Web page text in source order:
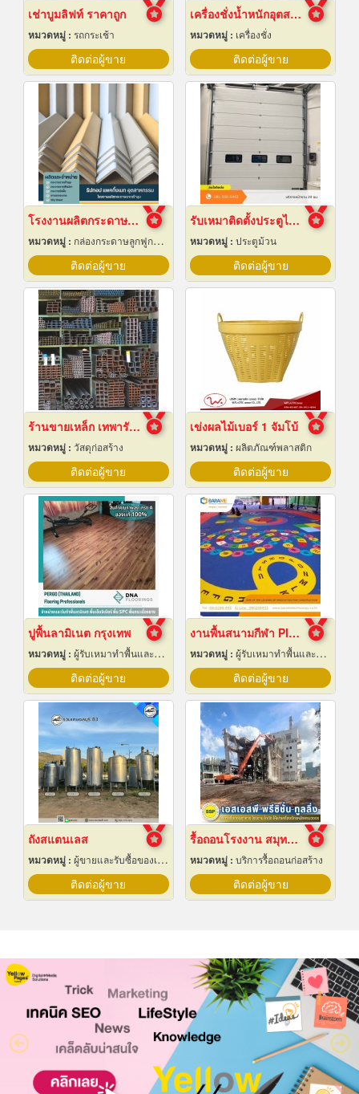
เช่าบูมลิฟท์ ราคาถูก
หมวดหมู่ : รถกระเช้า
ติดต่อผู้ขาย
เครื่องชั่งน้ำหนักอุตสาหกรรม
หมวดหมู่ : เครื่องชั่ง
ติดต่อผู้ขาย
โรงงานผลิตกระดาษฉากเข้ามุม
หมวดหมู่ : กล่องกระดาษลูกฟูกและไฟเบอร์
ติดต่อผู้ขาย
รับเหมาติดตั้งประตูไฮสปีดดอร์
หมวดหมู่ : ประตูม้วน
ติดต่อผู้ขาย
ร้านขายเหล็ก เทพารักษ์
หมวดหมู่ : วัสดุก่อสร้าง
ติดต่อผู้ขาย
เข่งผลไม้เบอร์ 1 จัมโบ้
หมวดหมู่ : ผลิตภัณฑ์พลาสติก
ติดต่อผู้ขาย
ปูพื้นลามิเนต กรุงเทพ
หมวดหมู่ : ผู้รับเหมาทำพื้นและทางเดิน
ติดต่อผู้ขาย
งานพื้นสนามกีฬา Play Ground EPDM สนามเด็กเล่น
หมวดหมู่ : ผู้รับเหมาทำพื้นและทางเดิน
ติดต่อผู้ขาย
ถังสแตนเลส
หมวดหมู่ : ผู้ขายและรับซื้อของเก่าและเศษเหล็ก
ติดต่อผู้ขาย
รื้อถอนโรงงาน สมุทรปราการ
หมวดหมู่ : บริการรื้อถอนก่อสร้าง
ติดต่อผู้ขาย